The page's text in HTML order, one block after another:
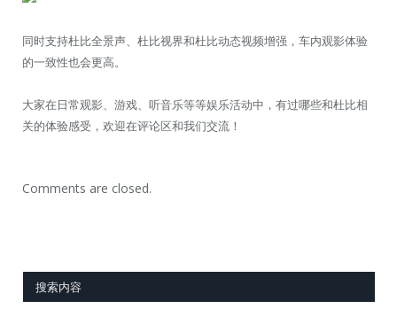
同时支持杜比全景声、杜比视界和杜比动态视频增强，车内观影体验
的一致性也会更高。
大家在日常观影、游戏、听音乐等等娱乐活动中，有过哪些和杜比相
关的体验感受，欢迎在评论区和我们交流！
Comments are closed.
搜索内容